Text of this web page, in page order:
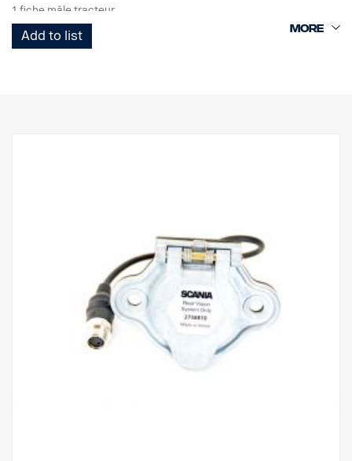
1 fiche mâle tracteur
1 câble torsadé Curl-E
1 prise femelle remorque
Add to list